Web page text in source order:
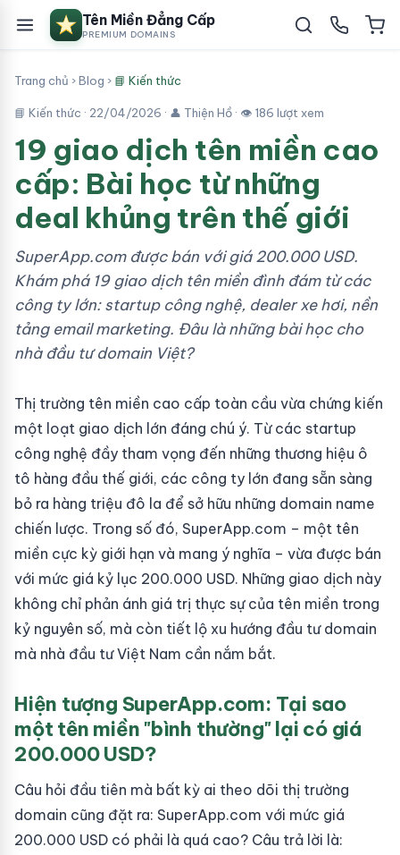
Tên Miền Đẳng Cấp
PREMIUM DOMAINS
Trang chủ ›Blog › 📘 Kiến thức
📘 Kiến thức · 22/04/2026 · 👤 Thiện Hồ · 👁 186 lượt xem
19 giao dịch tên miền cao
cấp: Bài học từ những
deal khủng trên thế giới
SuperApp.com được bán với giá 200.000 USD.
Khám phá 19 giao dịch tên miền đình đám từ các
công ty lớn: startup công nghệ, dealer xe hơi, nền
tảng email marketing. Đâu là những bài học cho
nhà đầu tư domain Việt?
Thị trường tên miền cao cấp toàn cầu vừa chứng kiến
một loạt giao dịch lớn đáng chú ý. Từ các startup
công nghệ đầy tham vọng đến những thương hiệu ô
tô hàng đầu thế giới, các công ty lớn đang sẵn sàng
bỏ ra hàng triệu đô la để sở hữu những domain name
chiến lược. Trong số đó, SuperApp.com – một tên
miền cực kỳ giới hạn và mang ý nghĩa – vừa được bán
với mức giá kỷ lục 200.000 USD. Những giao dịch này
không chỉ phản ánh giá trị thực sự của tên miền trong
kỷ nguyên số, mà còn tiết lộ xu hướng đầu tư domain
mà nhà đầu tư Việt Nam cần nắm bắt.
Hiện tượng SuperApp.com: Tại sao
một tên miền "bình thường" lại có giá
200.000 USD?
Câu hỏi đầu tiên mà bất kỳ ai theo dõi thị trường
domain cũng đặt ra: SuperApp.com với mức giá
200.000 USD có phải là quá cao? Câu trả lời là: